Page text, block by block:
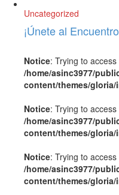
Uncategorized
¡Únete al
Notice: Trying to
/home/asinc3977/
content/themes/
Notice: Trying to
/home/asinc3977/
content/themes/
Notice: Trying to
/home/asinc3977/
content/themes/